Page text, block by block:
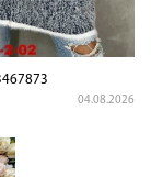
04.08.2026